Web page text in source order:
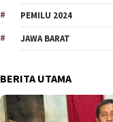
PEMILU 2024
JAWA BARAT
BERITA UTAMA